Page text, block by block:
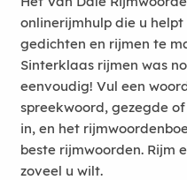
onlinerijmhulp die u helpt
gedichten en rijmen te
Sinterklaas rijmen was
eenvoudig! Vul een
spreekwoord, gezegde
in, en het
beste rijmwoorden. Rijm
zoveel u wilt.